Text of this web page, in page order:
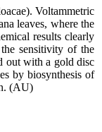
Voltammetric
leaves, where the
results clearly
sensitivity of the
out with a gold disc
by biosynthesis of
(AU)